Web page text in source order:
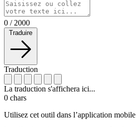
0 / 2000
Traduire
Traduction
La traduction s'affichera ici...
0 chars
Utilisez cet outil dans l’application mobile